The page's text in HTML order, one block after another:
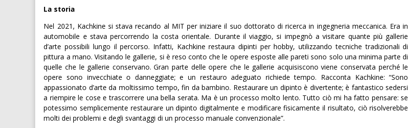
La storia
Nel 2021, Kachkine si stava recando al MIT per iniziare il suo dottorato di ricerca in ingegneria meccanica. Era in
automobile e stava percorrendo la costa orientale. Durante il viaggio, si impegnò a visitare quante più gallerie
d’arte possibili lungo il percorso. Infatti, Kachkine restaura dipinti per hobby, utilizzando tecniche tradizionali di
pittura a mano. Visitando le gallerie, si è reso conto che le opere esposte alle pareti sono solo una minima parte di
quelle che le gallerie conservano. Gran parte delle opere che le gallerie acquisiscono viene conservata perché le
opere sono invecchiate o danneggiate; e un restauro adeguato richiede tempo. Racconta Kachkine: “Sono
appassionato d’arte da moltissimo tempo, fin da bambino. Restaurare un dipinto è divertente; è fantastico sedersi
a riempire le cose e trascorrere una bella serata. Ma è un processo molto lento. Tutto ciò mi ha fatto pensare: se
potessimo semplicemente restaurare un dipinto digitalmente e modificare fisicamente il risultato, ciò risolverebbe
molti dei problemi e degli svantaggi di un processo manuale convenzionale”.